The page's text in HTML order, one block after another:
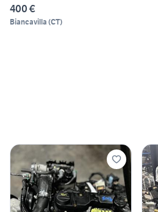
400 €
Biancavilla (CT)